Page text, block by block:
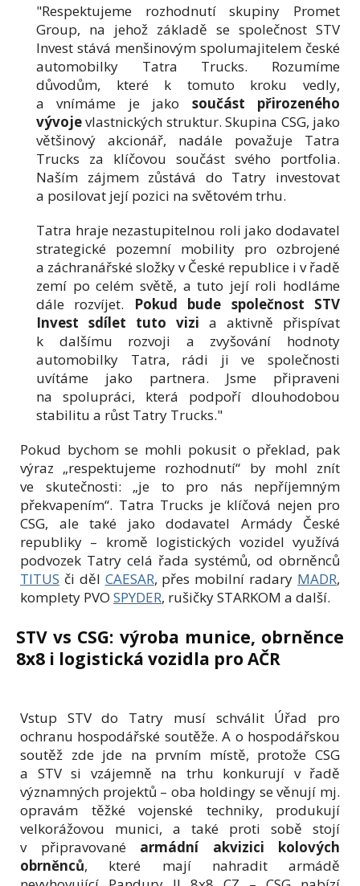
"Respektujeme rozhodnutí skupiny Promet
Group, na jehož základě se společnost STV
Invest stává menšinovým spolumajitelem české
automobilky Tatra Trucks. Rozumíme
důvodům, které k tomuto kroku vedly,
a vnímáme je jako součást přirozeného
vývojevlastnických struktur. Skupina CSG, jako
většinový akcionář, nadále považuje Tatra
Trucks za klíčovou součást svého portfolia.
Naším zájmem zůstává do Tatry investovat
a posilovat její pozici na světovém trhu.
Tatra hraje nezastupitelnou roli jako dodavatel
strategické pozemní mobility pro ozbrojené
a záchranářské složky v České republice i v řadě
zemí po celém světě, a tuto její roli hodláme
dále rozvíjet. Pokud bude společnost STV
Invest sdílet tuto vizi a aktivně přispívat
k dalšímu rozvoji a zvyšování hodnoty
automobilky Tatra, rádi ji ve společnosti
uvítáme jako partnera. Jsme připraveni
na spolupráci, která podpoří dlouhodobou
stabilitu a růst Tatry Trucks."
Pokud bychom se mohli pokusit o překlad, pak
výraz „respektujeme rozhodnutí“ by mohl znít
ve skutečnosti: „je to pro nás nepříjemným
překvapením“. Tatra Trucks je klíčová nejen pro
CSG, ale také jako dodavatel Armády České
republiky – kromě logistických vozidel využívá
podvozek Tatry celá řada systémů, od obrněnců
TITUS či děl CAESAR, přes mobilní radary MADR,
komplety PVO SPYDER, rušičky STARKOM a další.
STV vs CSG: výroba munice, obrněnce
8x8 i logistická vozidla pro AČR
Vstup STV do Tatry musí schválit Úřad pro
ochranu hospodářské soutěže. A o hospodářskou
soutěž zde jde na prvním místě, protože CSG
a STV si vzájemně na trhu konkurují v řadě
významných projektů – oba holdingy se věnují mj.
opravám těžké vojenské techniky, produkují
velkorážovou munici, a také proti sobě stojí
v připravované armádní akvizici kolových
obrněnců, které mají nahradit armádě